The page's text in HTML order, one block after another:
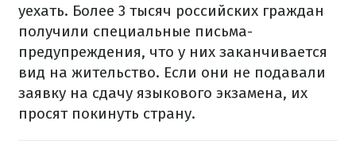
уехать. Более 3 тысяч российских граждан
получили специальные письма-
предупреждения, что у них заканчивается
вид на жительство. Если они не подавали
заявку на сдачу языкового экзамена, их
просят покинуть страну.